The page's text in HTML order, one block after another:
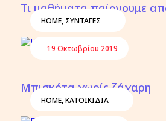
Τι μαθήματα παίρνουμε
HOME, ΣΥΝΤΑΓΕΣ
19 Οκτωβρίου 2019
Μπισκότα χωρίς ζάχαρη
HOME,ΚΑΤΟΙΚΙΔΙΑ